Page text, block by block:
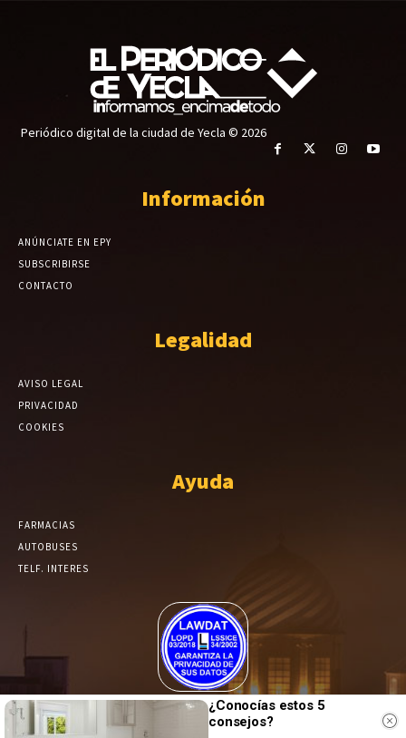
Periódico digital de la ciudad de Yecla © 2026
Información
ANÚNCIATE EN EPY
SUBSCRIBIRSE
CONTACTO
Legalidad
AVISO LEGAL
PRIVACIDAD
COOKIES
Ayuda
FARMACIAS
AUTOBUSES
TELF. INTERES
El Periódico de Yecla alcanza un grado más de compromiso en el
tratamiento de sus datos.
¿Conocías estos 5
consejos?